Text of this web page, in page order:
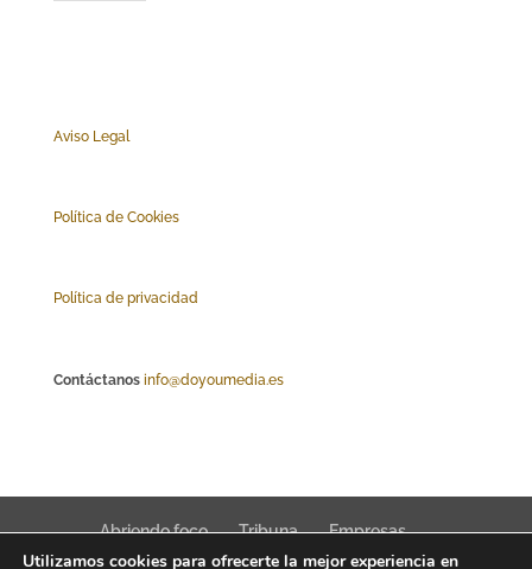
Aviso Legal
Política de Cookies
Política de privacidad
Contáctanos info@doyoumedia.es
Abriendo foco Tribuna
Empresas
Actualidad
Innovación Tendencias
Utilizamos cookies para ofrecerte la mejor experiencia en